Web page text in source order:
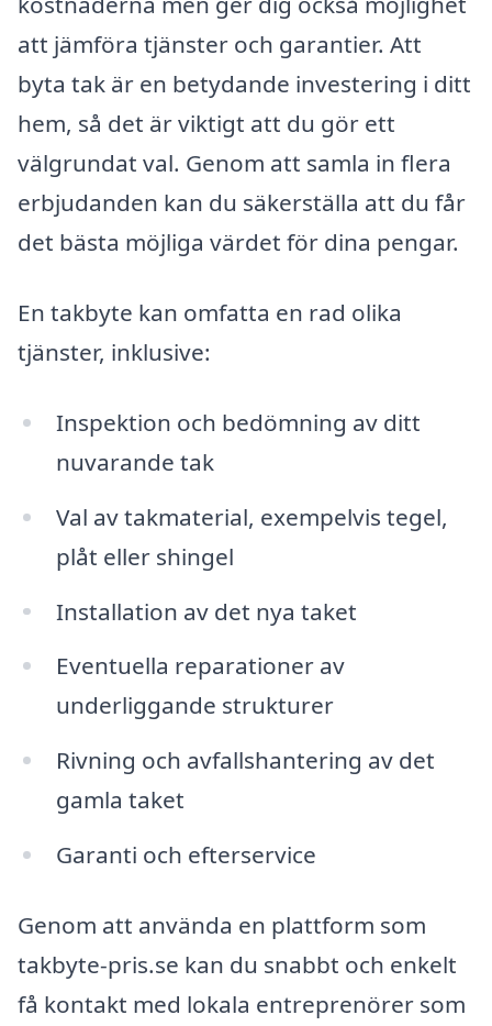
att jämföra tjänster och garantier. Att
byta tak är en betydande investering i ditt
hem, så det är viktigt att du gör ett
välgrundat val. Genom att samla in flera
erbjudanden kan du säkerställa att du får
det bästa möjliga värdet för dina pengar.
En takbyte kan omfatta en rad olika
tjänster, inklusive:
Inspektion och bedömning av ditt
nuvarande tak
Val av takmaterial, exempelvis tegel,
plåt eller shingel
Installation av det nya taket
Eventuella reparationer av
underliggande strukturer
Rivning och avfallshantering av det
gamla taket
Garanti och efterservice
Genom att använda en plattform som
takbyte-pris.se kan du snabbt och enkelt
få kontakt med lokala entreprenörer som